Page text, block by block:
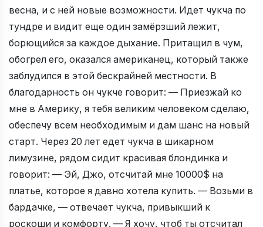
весна, и с ней новые возможности. Идет чукча по
тундре и видит еще один замёрзший лежит,
борющийся за каждое дыхание. Притащил в чум,
обогрел его, оказался американец, который также
заблудился в этой бескрайней местности. В
благодарность он чукче говорит: — Приезжай ко
мне в Америку, я тебя великим человеком сделаю,
обеспечу всем необходимым и дам шанс на новый
старт. Через 20 лет едет чукча в шикарном
лимузине, рядом сидит красивая блондинка и
говорит: — Эй, Джо, отсчитай мне 10000$ на
платье, которое я давно хотела купить. — Возьми в
бардачке, — отвечает чукча, привыкший к
роскоши и комфорту. — Я хочу, чтоб ты отсчитал